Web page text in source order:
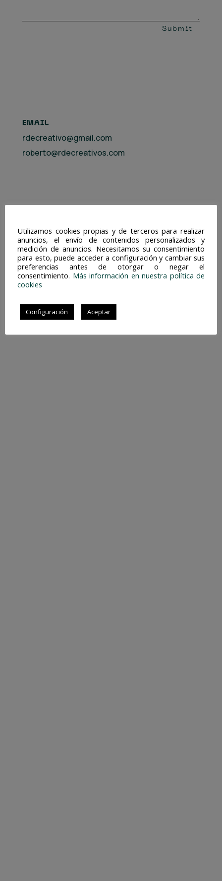
Submit
EMAIL
rdecreativo@gmail.com
roberto@rdecreativos.com
SOCIAL
instagram
behance
linkedin
Utilizamos cookies propias y de terceros para realizar
anuncios, el envío de contenidos personalizados y
medición de anuncios. Necesitamos su consentimiento
para esto, puede acceder a configuración y cambiar sus
preferencias antes de otorgar o negar el
consentimiento. Más información en nuestra política de
cookies
Configuración Aceptar